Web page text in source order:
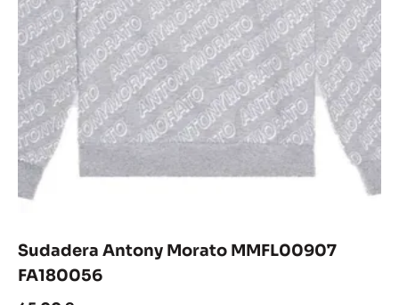
Sudadera Antony Morato MMFL00907
FA180056